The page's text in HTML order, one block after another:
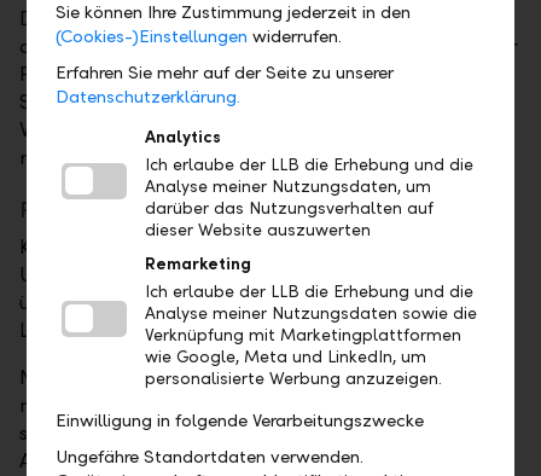
Das Gesetz regelt Ihr Erbe, wenn Sie es nicht tun. Aus
diesem Grund ist es sehr zu empfehlen, sich von einer
Fachperson über die Möglichkeiten zu informieren.
So wissen Sie, wie Sie im Rahmen der gesetzlichen
Vorschriften Ihren Nachlass nach Ihren Wünschen
regeln können.
Risikovorsorge / Absicherung der Familie
Kann beim Eintritt einer Invalidität durch Krankheit /
Unfall oder im Todesfall durch Krankheit / Unfall der
überlebende Partner mit den Kindern in der
Liegenschaft wohnen bleiben?
Nehmen wir das Beispiel eines Ehepaares mit einem
minderjährigen Kind. Aufgrund der Analyse ergibt
sich, dass mit den zu erwartenden Leistungen aus der
AHV, IV und Pensionskasse die Liegenschaft für den
Sie können Ihre Zustimmung jederzeit in den
(Cookies-)Einstellungen widerrufen.
Erfahren Sie mehr auf der Seite zu unserer
Datenschutzerklärung.
Analytics
Ich erlaube der LLB die Erhebung und die
Analyse meiner Nutzungsdaten, um
darüber das Nutzungsverhalten auf
dieser Website auszuwerten
Remarketing
Ich erlaube der LLB die Erhebung und die
Analyse meiner Nutzungsdaten sowie die
Verknüpfung mit Marketingplattformen
wie Google, Meta und LinkedIn, um
personalisierte Werbung anzuzeigen.
Einwilligung in folgende Verarbeitungszwecke
Ungefähre Standortdaten verwenden.